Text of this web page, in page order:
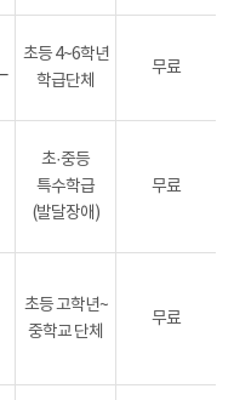
초등 4~6학년
학급단체
무료
초·중등
특수학급
(발달장애)
무료
초등 고학년~
중학교 단체
무료